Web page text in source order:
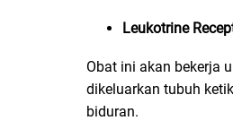
Leukotrine
Obat ini akan bekerja
dikeluarkan tubuh
biduran.